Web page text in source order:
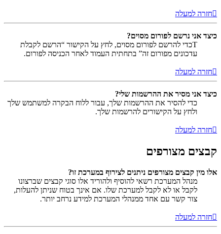
חזרה למעלה
כיצד אני נרשם לפורום מסוים?
Tכדי להרשם לפורום מסוים, לחץ על הקישור “הרשם לקבלת
עדכונים מפורום זה” בתחתית העמוד לאחר הכניסה לפורום.
חזרה למעלה
כיצד אני מסיר את ההרשמות שלי?
כדי להסיר את ההרשמות שלך, עבור ללוח הבקרה למשתמש שלך
ולחץ על הקישורים להרשמות שלך.
חזרה למעלה
קבצים מצורפים
אלו מין קבצים מצורפים ניתנים לצירוף במערכת זו?
מנהל המערכת רשאי להוסיף ולהוריד אלו סוגי קבצים שברצונו
לקבל או לא לקבל למערכת שלו. אם אינך בטוח שניתן להעלות,
צור קשר עם אחד ממנהלי המערכת למידע נרחב יותר.
חזרה למעלה